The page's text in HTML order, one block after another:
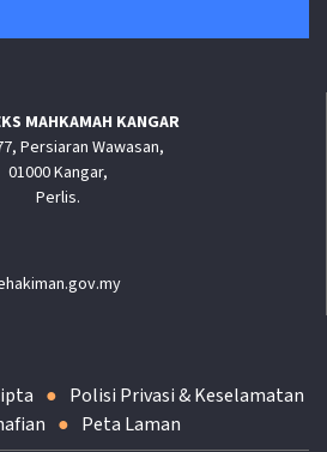
MAHKAMAH KANGAR
Persiaran Wawasan,
01000 Kangar,
Perlis.
Polisi Privasi & Keselamatan
Peta Laman